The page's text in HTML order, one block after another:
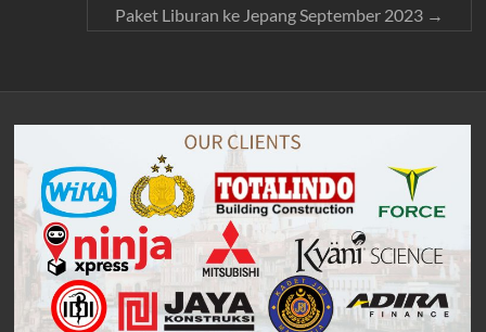
Paket Liburan ke Jepang September 2023 →